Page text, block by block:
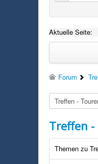
Aktuelle Seite:
Forum
Treffen
Themen zu